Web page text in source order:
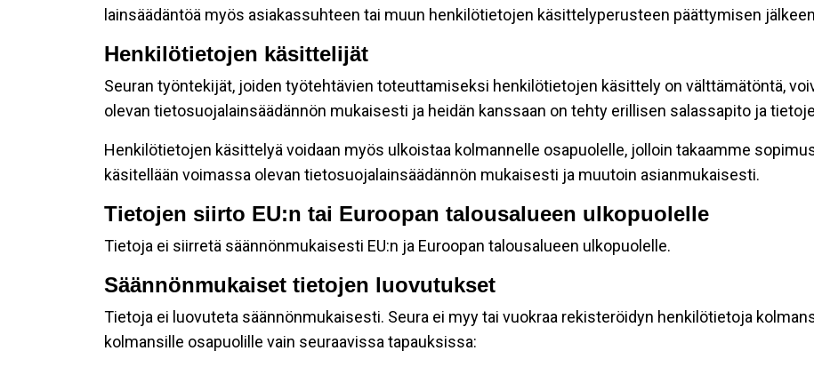
lainsäädäntöä myös asiakassuhteen tai muun henkilötietojen käsittelyperusteen päättymisen
Henkilötietojen käsittelijät
Seuran työntekijät, joiden työtehtävien toteuttamiseksi henkilötietojen käsittely on välttämätöntä,
olevan tietosuojalainsäädännön mukaisesti ja heidän kanssaan on tehty erillisen salassapito ja
Henkilötietojen käsittelyä voidaan myös ulkoistaa kolmannelle osapuolelle, jolloin takaamme
käsitellään voimassa olevan tietosuojalainsäädännön mukaisesti ja muutoin asianmukaisesti.
Tietojen siirto EU:n tai Euroopan talousalueen ulkopuolelle
Tietoja ei siirretä säännönmukaisesti EU:n ja Euroopan talousalueen ulkopuolelle.
Säännönmukaiset tietojen luovutukset
Tietoja ei luovuteta säännönmukaisesti. Seura ei myy tai vuokraa rekisteröidyn henkilötietoja
kolmansille osapuolille vain seuraavissa tapauksissa: